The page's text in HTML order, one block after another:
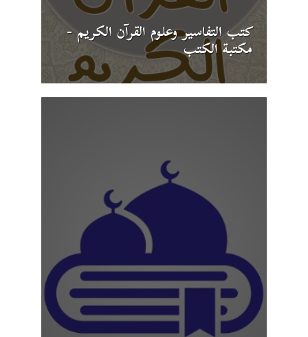
كتب التفاسير وعلوم القرآن الكريم -
مكتبة الكتب